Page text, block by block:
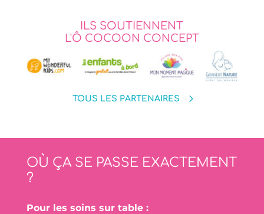
ILS SOUTIENNENT
L'Ô COCOON CONCEPT
TOUS LES PARTENAIRES
OÙ ÇA SE PASSE EXACTEMENT
?
Pour les soins sur table :